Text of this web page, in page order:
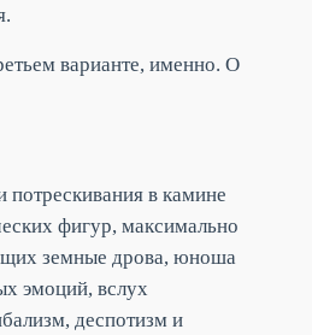
варианте, именно. О
в камине
фигур, максимально
земные дрова, юноша
эмоций, вслух
деспотизм и